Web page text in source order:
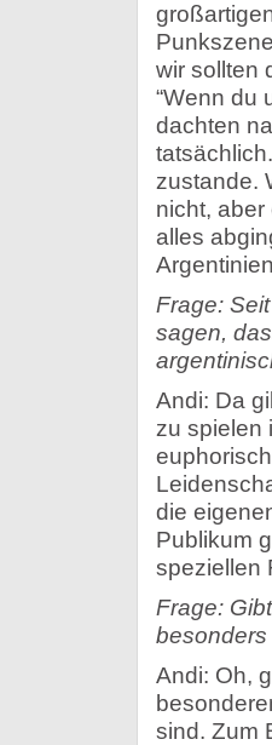
wir sollten
“Wenn du
dachten
zustande.
nicht,
alles
Frage:
sagen,
Andi: Da
zu spielen
die
Publikum
speziellen
Frage:
Andi: Oh,
sind. Zum